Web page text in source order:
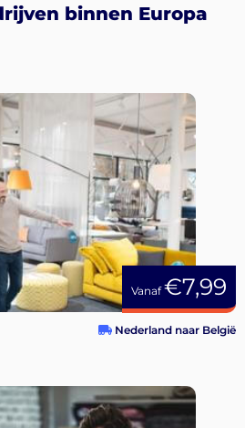
binnen Europa
Vanaf€7,99
Nederland naar België